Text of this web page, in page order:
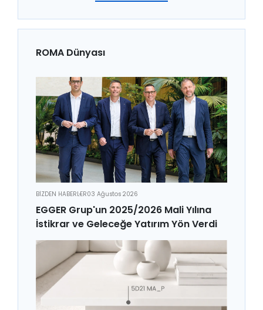
ROMA Dünyası
BİZDEN HABERLER03 Ağustos 2026
EGGER Grup'un 2025/2026 Mali Yılına
İstikrar ve Geleceğe Yatırım Yön Verdi